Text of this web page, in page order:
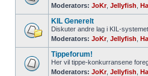
Moderators: JoKr, Jellyfish
KIL Generelt
Diskuter andre lag i KIL-
Moderators: JoKr, Jellyfish
Tippeforum!
Her vil tippe-konkurransene
Moderators: JoKr, Jellyfish